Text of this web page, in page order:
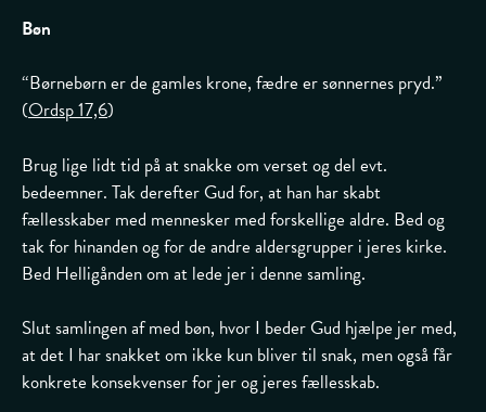
Bøn
“Børnebørn er de gamles krone, fædre er sønnernes pryd.”
(Ordsp 17,6)
Brug lige lidt tid på at snakke om verset og del evt.
bedeemner. Tak derefter Gud for, at han har skabt
fællesskaber med mennesker med forskellige aldre. Bed og
tak for hinanden og for de andre aldersgrupper i jeres kirke.
Bed Helligånden om at lede jer i denne samling.
Slut samlingen af med bøn, hvor I beder Gud hjælpe jer med,
at det I har snakket om ikke kun bliver til snak, men også får
konkrete konsekvenser for jer og jeres fællesskab.